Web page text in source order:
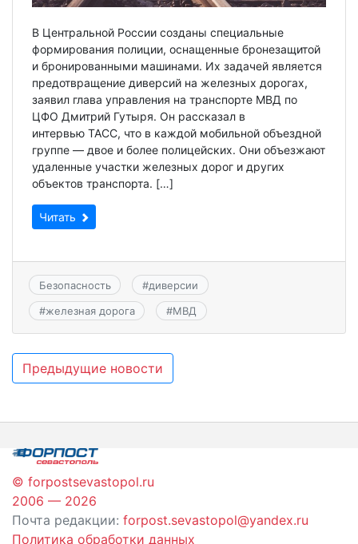
В Центральной России созданы специальные
формирования полиции, оснащенные бронезащитой
и бронированными машинами. Их задачей является
предотвращение диверсий на железных дорогах,
заявил глава управления на транспорте МВД по
ЦФО Дмитрий Гутыря. Он рассказал в
интервью ТАСС, что в каждой мобильной объездной
группе — двое и более полицейских. Они объезжают
удаленные участки железных дорог и других
объектов транспорта. […]
Читать
Безопасность #диверсии
#железная дорога #МВД
Навигация
записям
Предыдущие новости
© forpostsevastopol.ru
2006 — 2026
Почта редакции: forpost.sevastopol@yandex.ru
Политика обработки данных